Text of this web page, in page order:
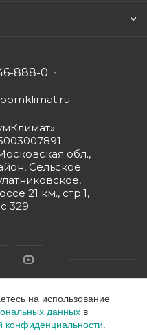
888-0
обл.,
Сельское
21 км., стр.1,
329
на использование
данных в
конфиденциальности.